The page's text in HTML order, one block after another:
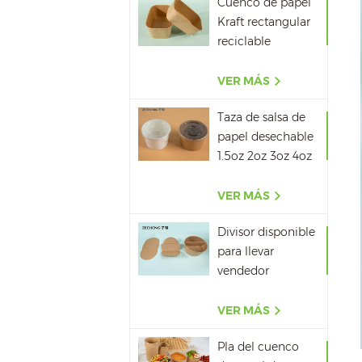
Kraft rectangular
reciclable
VER MÁS
Taza de salsa de
papel desechable
1.5oz 2oz 3oz 4oz
VER MÁS
Divisor disponible
para llevar
vendedor
del cuenco de
VER MÁS
Pla del cuenco